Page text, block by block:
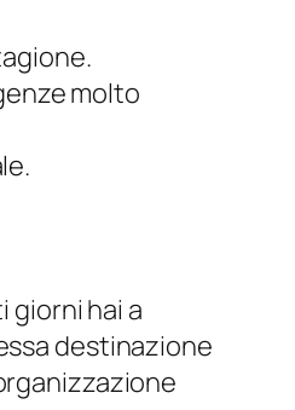
molto
giorni hai a
destinazione